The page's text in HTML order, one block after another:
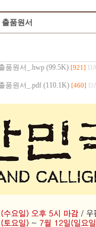
품원서
품원서_.hwp (99.5K) [921]
품원서_.pdf (110.1K) [460]